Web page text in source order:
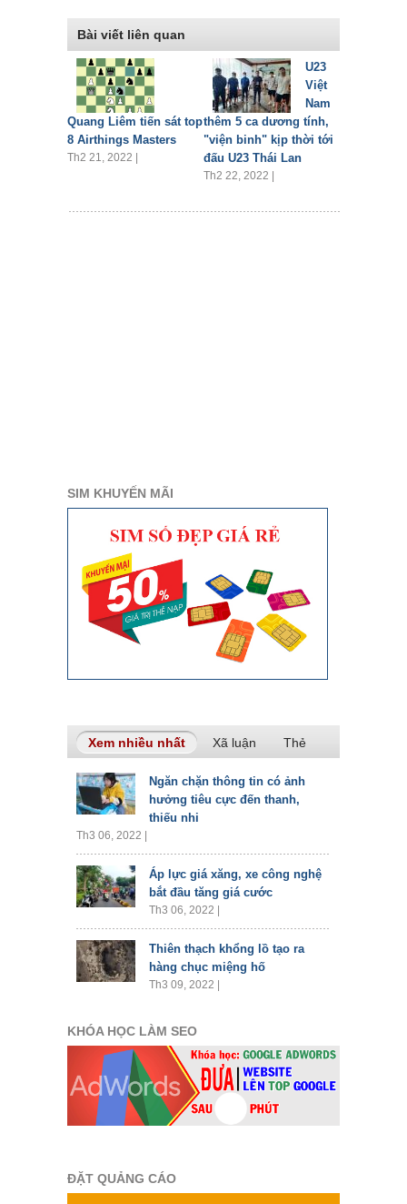
Bài viết liên quan
Quang Liêm tiến sát top
8 Airthings Masters
Th2 21, 2022 |
U23
Việt
Nam
thêm 5 ca dương tính,
"viện binh" kịp thời tới
đấu U23 Thái Lan
Th2 22, 2022 |
SIM KHUYẾN MÃI
Xem nhiều nhất (tab hoạt động)
Xã luận Thẻ
Ngăn chặn thông tin có ảnh
hưởng tiêu cực đến thanh,
thiếu nhi
Th3 06, 2022 |
Áp lực giá xăng, xe công nghệ
bắt đầu tăng giá cước
Th3 06, 2022 |
Thiên thạch khổng lồ tạo ra
hàng chục miệng hố
Th3 09, 2022 |
KHÓA HỌC LÀM SEO
ĐẶT QUẢNG CÁO